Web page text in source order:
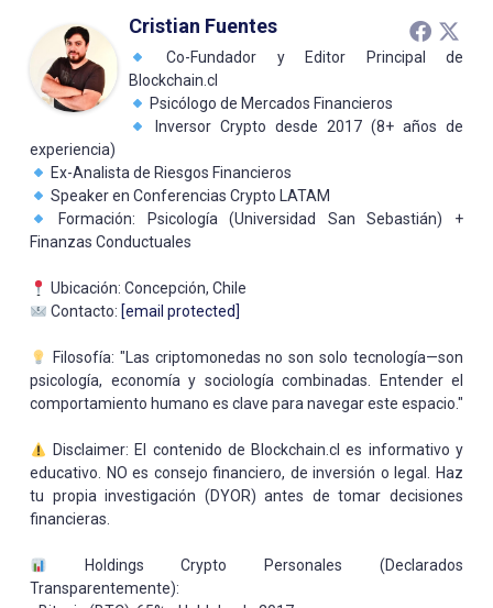
Cristian Fuentes
Co-Fundador y Editor Principal de
Blockchain.cl
Psicólogo de Mercados Financieros
Inversor Crypto desde 2017 (8+ años de
experiencia)
Ex-Analista de Riesgos Financieros
Speaker en Conferencias Crypto LATAM
Formación: Psicología (Universidad San Sebastián) +
Finanzas Conductuales
Ubicación: Concepción, Chile
Contacto: [email protected]
Filosofía: "Las criptomonedas no son solo tecnología—son
psicología, economía y sociología combinadas. Entender el
comportamiento humano es clave para navegar este espacio."
Disclaimer: El contenido de Blockchain.cl es informativo y
educativo. NO es consejo financiero, de inversión o legal. Haz
tu propia investigación (DYOR) antes de tomar decisiones
financieras.
Holdings Crypto Personales (Declarados
Transparentemente):